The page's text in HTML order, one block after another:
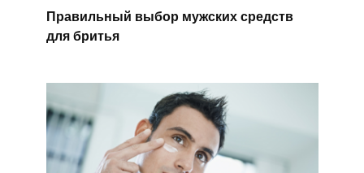
Правильный выбор мужских средств
для бритья